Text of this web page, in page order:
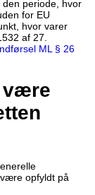
periode, hvor
for EU
hvor varer
af 27.
ML § 26
være
opfyldt på